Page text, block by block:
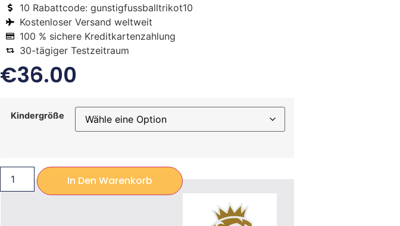
10 Rabattcode: gunstigfussballtrikot10
Kostenloser Versand weltweit
100 % sichere Kreditkartenzahlung
30-tägiger Testzeitraum
€36.00
Kindergröße
In Den Warenkorb